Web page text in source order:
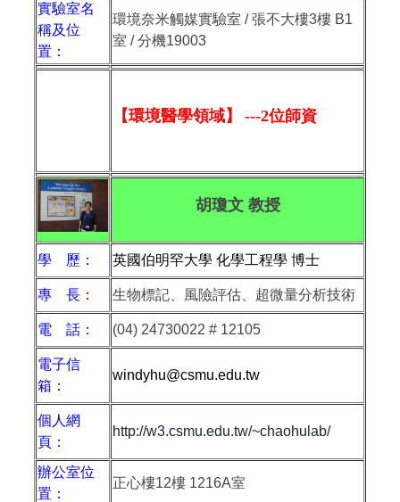
實驗室名
稱及位
置：
環境奈米觸媒實驗室 / 張不大樓3樓 B1
室 / 分機19003
【環境醫學領域】 ---2位師資
胡瓊文 教授
學 歷： 英國伯明罕大學 化學工程學 博士
專 長： 生物標記、風險評估、超微量分析技術
電 話： (04) 24730022 # 12105
電子信
箱：
windyhu@csmu.edu.tw
個人網
頁：
http://w3.csmu.edu.tw/~chaohulab/
辦公室位
置：
正心樓12樓 1216A室